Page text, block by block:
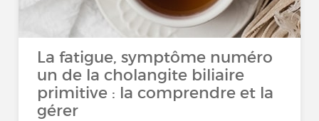
La fatigue, symptôme numéro
un de la cholangite biliaire
primitive : la comprendre et la
gérer